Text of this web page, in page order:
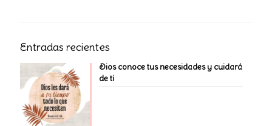
Entradas recientes
Dios conoce tus necesidades y cuidará
de ti